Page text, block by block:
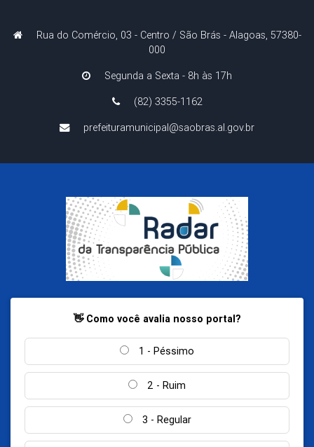
Rua do Comércio, 03 - Centro / São Brás - Alagoas, 57380-
000
Segunda a Sexta - 8h às 17h
(82) 3355-1162
prefeituramunicipal@saobras.al.gov.br
👋 Como você avalia nosso portal?
1 - Péssimo
2 - Ruim
3 - Regular